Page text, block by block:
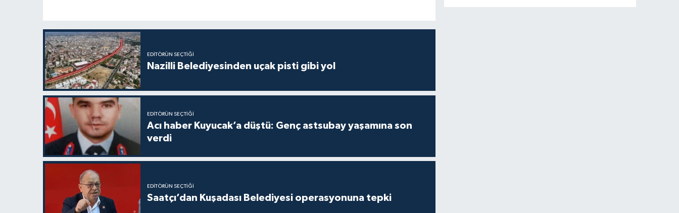
EDITÖRÜN SEÇTIĞI
Nazilli Belediyesinden uçak pisti gibi yol
EDITÖRÜN SEÇTIĞI
Acı haber Kuyucak’a düştü: Genç astsubay yaşamına son
verdi
EDITÖRÜN SEÇTIĞI
Saatçı’dan Kuşadası Belediyesi operasyonuna tepki